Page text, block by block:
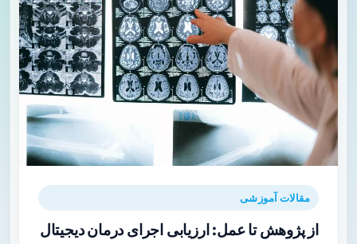
مقالات آموزشی
از پژوهش تا عمل: ارزیابی اجرای درمان دیجیتال